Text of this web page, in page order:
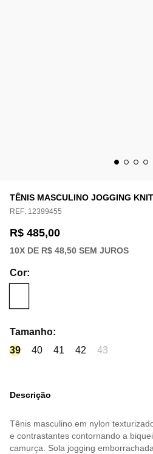
TÊNIS MASCULINO JOGGING
REF: 12399455
R$ 485,00
10X DE R$ 48,50 SEM JUROS
Cor:
Tamanho:
39
40 41 42 43
Descrição
Tênis masculino em nylon
e contrastantes contornando a
camurça. Sola jogging